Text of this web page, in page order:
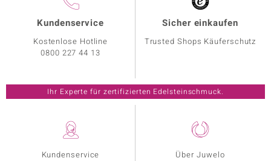
Kundenservice
Über Juwelo
Kundenservice
Kostenlose Hotline
0800 227 44 13
Sicher einkaufen
Trusted Shops Käuferschutz
Ihr Experte für zertifizierten Edelsteinschmuck.